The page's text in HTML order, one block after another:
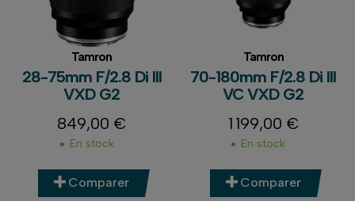
Tamron
28-75mm F/2.8 Di III
VXD G2
Prix
849,00 €
En stock
Comparer
Tamron
70-180mm F/2.8 Di III
VC VXD G2
Prix
1 199,00 €
En stock
Comparer